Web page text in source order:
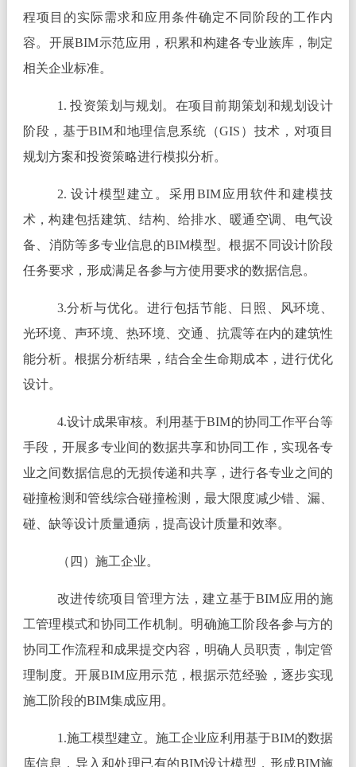
程项目的实际需求和应用条件确定不同阶段的工作内
容。开展BIM示范应用，积累和构建各专业族库，制定
相关企业标准。
1. 投资策划与规划。在项目前期策划和规划设计
阶段，基于BIM和地理信息系统（GIS）技术，对项目
规划方案和投资策略进行模拟分析。
2. 设计模型建立。采用BIM应用软件和建模技
术，构建包括建筑、结构、给排水、暖通空调、电气设
备、消防等多专业信息的BIM模型。根据不同设计阶段
任务要求，形成满足各参与方使用要求的数据信息。
3.分析与优化。进行包括节能、日照、风环境、
光环境、声环境、热环境、交通、抗震等在内的建筑性
能分析。根据分析结果，结合全生命期成本，进行优化
设计。
4.设计成果审核。利用基于BIM的协同工作平台等
手段，开展多专业间的数据共享和协同工作，实现各专
业之间数据信息的无损传递和共享，进行各专业之间的
碰撞检测和管线综合碰撞检测，最大限度减少错、漏、
碰、缺等设计质量通病，提高设计质量和效率。
（四）施工企业。
改进传统项目管理方法，建立基于BIM应用的施
工管理模式和协同工作机制。明确施工阶段各参与方的
协同工作流程和成果提交内容，明确人员职责，制定管
理制度。开展BIM应用示范，根据示范经验，逐步实现
施工阶段的BIM集成应用。
1.施工模型建立。施工企业应利用基于BIM的数据
库信息，导入和处理已有的BIM设计模型，形成BIM施